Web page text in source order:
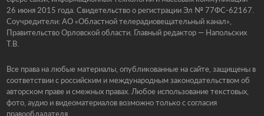
26 июня 2015 года. Свидетельство о регистрации Эл № 77ФС-62167.
Соучредители: АО «Областной телерадиовещательный канал»,
Правительство Орловской области. Главный редактор — Напольских
Т.В.
Все права на любые материалы, опубликованные на сайте, защищены в
соответствии с российским и международным законодательством об
авторском праве и смежных правах. Любое использование текстовых,
фото, аудио и видеоматериалов возможно только с согласия
правообладателя.